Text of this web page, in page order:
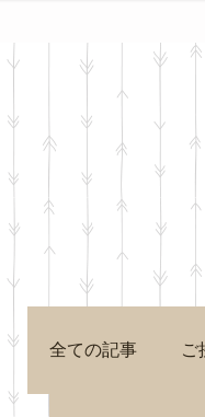
全ての記事 ご